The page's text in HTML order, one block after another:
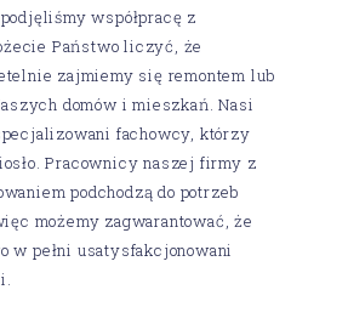
współpracę z
Państwo liczyć, że
zajmiemy się remontem lub
domów i mieszkań. Nasi
fachowcy, którzy
Pracownicy naszej firmy z
podchodzą do potrzeb
możemy zagwarantować, że
w pełni usatysfakcjonowani